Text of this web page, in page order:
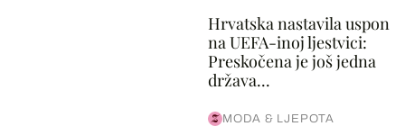
Hrvatska nastavila uspon
na UEFA-inoj ljestvici:
Preskočena je još jedna
država...
MODA & LJEPOTA